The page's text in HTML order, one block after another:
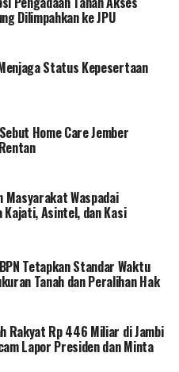
muka ini sangat
administrasi bisa
Saya berharap ke
agar semakin
teknis bisa semakin
peserta bisa mengurus
tanpa harus datang dan
(*)
Dilimpahkan ke JPU
Status Kepesertaan
Home Care Jember
Waspadai
Kajati, Asintel, dan Kasi
Tetapkan Standar Waktu
Tanah dan Peralihan Hak
Rakyat Rp 446 Miliar di Jambi
Lapor Presiden dan Minta